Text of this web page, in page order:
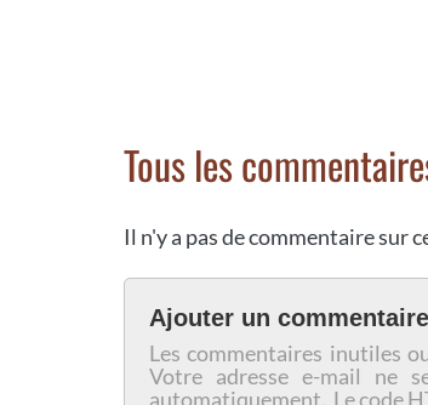
Tous les
Il n'y a pas de commentaire sur
Ajouter un commentaire
Les commentaires inutiles
Votre adresse e-mail ne
automatiquement. Le code